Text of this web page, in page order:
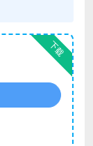
下载